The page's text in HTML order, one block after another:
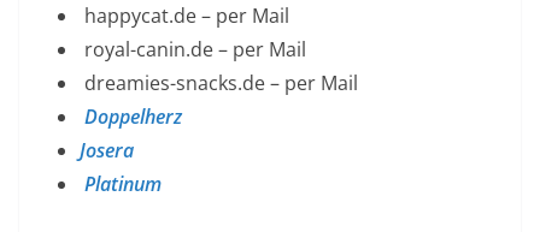
happycat.de – per Mail
royal-canin.de – per Mail
dreamies-snacks.de – per Mail
Doppelherz
Josera
Platinum